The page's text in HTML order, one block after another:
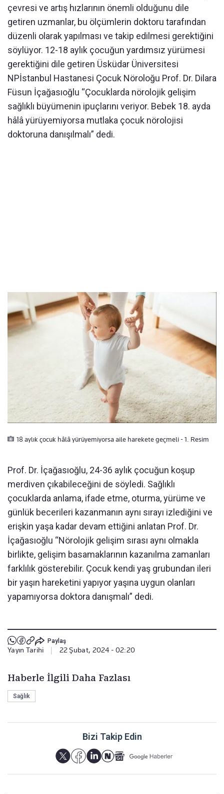
çevresi ve artış hızlarının önemli olduğunu dile
getiren uzmanlar, bu ölçümlerin doktoru tarafından
düzenli olarak yapılması ve takip edilmesi gerektiğini
söylüyor. 12-18 aylık çocuğun yardımsız yürümesi
gerektiğini dile getiren Üsküdar Üniversitesi
NPİstanbul Hastanesi Çocuk Nöroloğu Prof. Dr. Dilara
Füsun İçağasıoğlu “Çocuklarda nörolojik gelişim
sağlıklı büyümenin ipuçlarını veriyor. Bebek 18. ayda
hâlâ yürüyemiyorsa mutlaka çocuk nörolojisi
doktoruna danışılmalı” dedi.
18 aylık çocuk hâlâ yürüyemiyorsa aile harekete geçmeli - 1. Resim
Prof. Dr. İçağasıoğlu, 24-36 aylık çocuğun koşup
merdiven çıkabileceğini de söyledi. Sağlıklı
çocuklarda anlama, ifade etme, oturma, yürüme ve
günlük becerileri kazanmanın aynı sırayı izlediğini ve
erişkin yaşa kadar devam ettiğini anlatan Prof. Dr.
İçağasıoğlu “Nörolojik gelişim sırası aynı olmakla
birlikte, gelişim basamaklarının kazanılma zamanları
farklılık gösterebilir. Çocuk kendi yaş grubundan ileri
bir yaşın hareketini yapıyor yaşına uygun olanları
yapamıyorsa doktora danışmalı” dedi.
Paylaş
Yayın Tarihi 22 Şubat, 2024 - 02:20
Haberle İlgili Daha Fazlası
Sağlık
Bizi Takip Edin